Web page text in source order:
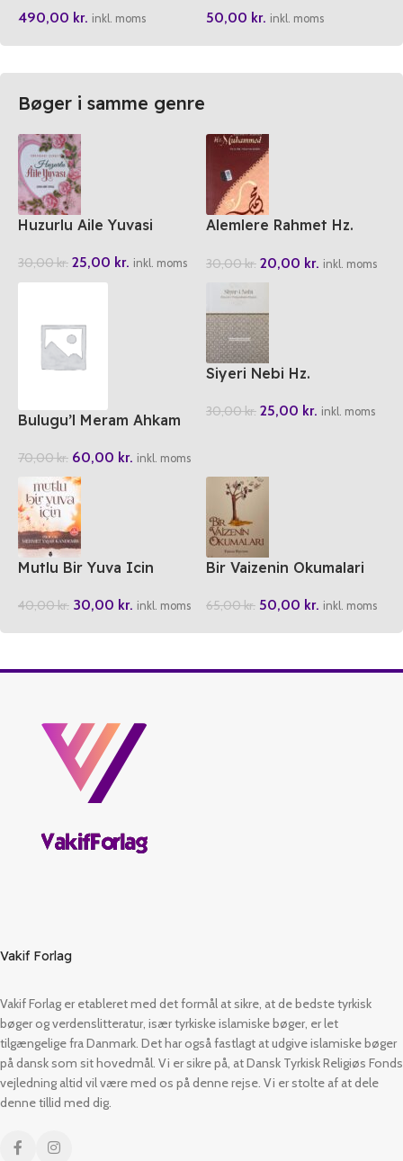
490,00 kr. inkl. moms 50,00 kr. inkl. moms
Bøger i samme genre
Huzurlu Aile Yuvasi
30,00kr. 25,00 kr. inkl. moms
Alemlere Rahmet Hz.
30,00kr. 20,00 kr. inkl. moms
Bulugu’l Meram Ahkam
70,00kr. 60,00 kr. inkl. moms
Siyeri Nebi Hz.
30,00kr. 25,00 kr. inkl. moms
Mutlu Bir Yuva Icin
40,00kr. 30,00 kr. inkl. moms
Bir Vaizenin Okumalari
65,00kr. 50,00 kr. inkl. moms
Vakif Forlag
Vakif Forlag er etableret med det formål at sikre, at de bedste tyrkisk
bøger og verdenslitteratur, især tyrkiske islamiske bøger, er let
tilgængelige fra Danmark. Det har også fastlagt at udgive islamiske bøger
på dansk som sit hovedmål. Vi er sikre på, at Dansk Tyrkisk Religiøs Fonds
vejledning altid vil være med os på denne rejse. Vi er stolte af at dele
denne tillid med dig.